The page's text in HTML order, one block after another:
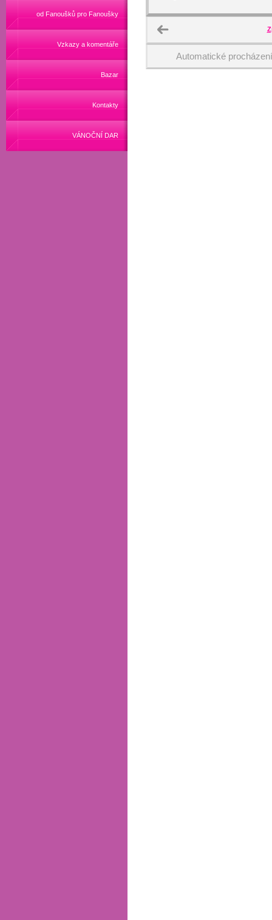
od Fanoušků pro Fanoušky
Vzkazy a komentáře
Bazar
Kontakty
VÁNOČNÍ DAR
Automatické